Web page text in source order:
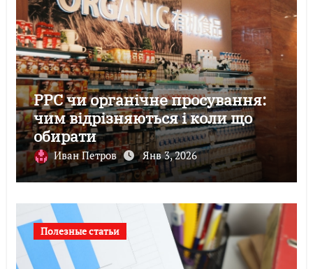
PPC чи органічне просування:
чим відрізняються і коли що
обирати
Иван Петров Янв 3, 2026
Полезные статьи